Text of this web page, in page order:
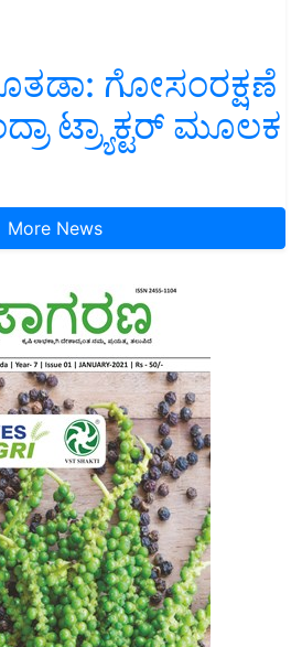
ಗೋಸಂರಕ್ಷಣೆ
ಟ್ರ್ಯಾಕ್ಟರ್ ಮೂಲಕ
More News